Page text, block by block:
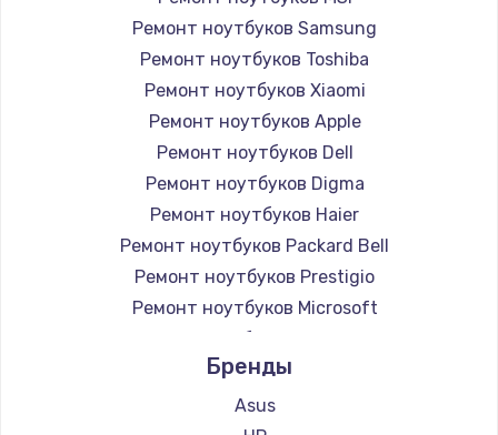
Ремонт ноутбуков Samsung
Ремонт ноутбуков Toshiba
Ремонт ноутбуков Xiaomi
Ремонт ноутбуков Apple
Ремонт ноутбуков Dell
Ремонт ноутбуков Digma
Ремонт ноутбуков Haier
Ремонт ноутбуков Packard Bell
Ремонт ноутбуков Prestigio
Ремонт ноутбуков Microsoft
Ремонт ноутбуков Alienware
Ремонт ноутбуков Aquarius
Ремонт ноутбуков Gigabyte
Бренды
Asus